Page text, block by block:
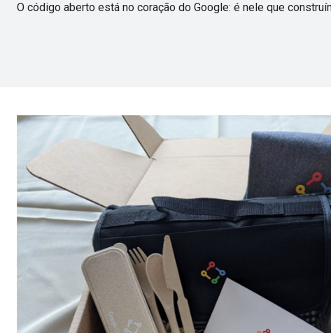
O código aberto está no coração do Google: é nele que